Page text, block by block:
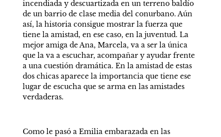
incendiada y descuartizada en un terreno baldío
de un barrio de clase media del conurbano. Aún
así, la historia consigue mostrar la fuerza que
tiene la amistad, en ese caso, en la juventud. La
mejor amiga de Ana, Marcela, va a ser la única
que la va a escuchar, acompañar y ayudar frente
a una cuestión dramática. En la amistad de estas
dos chicas aparece la importancia que tiene ese
lugar de escucha que se arma en las amistades
verdaderas.
Como le pasó a Emilia embarazada en las